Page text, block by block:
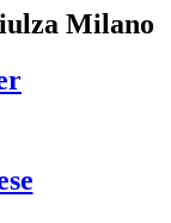
Milano